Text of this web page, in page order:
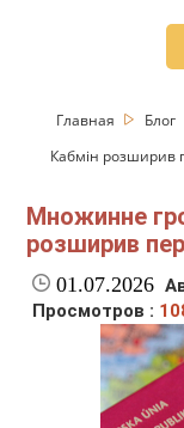
Главная Блог
Кабмін розширив
Множинне
розширив
01.07.2026
Просмотров :